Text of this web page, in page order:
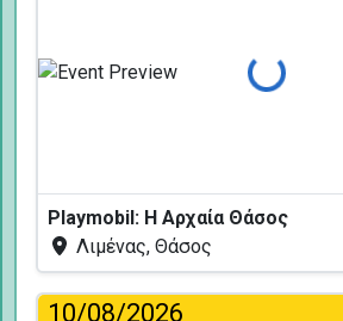
Φόρτωση...
Playmobil: Η Αρχαία Θάσος
Λιμένας, Θάσος
10/08/2026